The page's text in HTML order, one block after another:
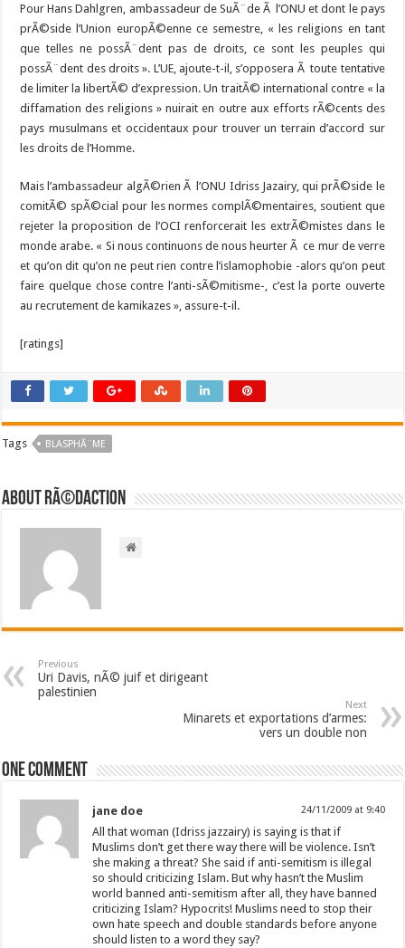
Pour Hans Dahlgren, ambassadeur de SuÃ¨de Ã l’ONU et dont le pays
prÃ©side l’Union europÃ©enne ce semestre, « les religions en tant
que telles ne possÃ¨dent pas de droits, ce sont les peuples qui
possÃ¨dent des droits ». L’UE, ajoute-t-il, s’opposera Ã toute tentative
de limiter la libertÃ© d’expression. Un traitÃ© international contre « la
diffamation des religions » nuirait en outre aux efforts rÃ©cents des
pays musulmans et occidentaux pour trouver un terrain d’accord sur
les droits de l’Homme.
Mais l’ambassadeur algÃ©rien Ã l’ONU Idriss Jazairy, qui prÃ©side le
comitÃ© spÃ©cial pour les normes complÃ©mentaires, soutient que
rejeter la proposition de l’OCI renforcerait les extrÃ©mistes dans le
monde arabe. « Si nous continuons de nous heurter Ã ce mur de verre
et qu’on dit qu’on ne peut rien contre l’islamophobie -alors qu’on peut
faire quelque chose contre l’anti-sÃ©mitisme-, c’est la porte ouverte
au recrutement de kamikazes », assure-t-il.
[ratings]
Tags BLASPHÃ¨ME
About RÃ©daction
Previous
Uri Davis, nÃ© juif et dirigeant
palestinien
Next
Minarets et exportations d’armes:
vers un double non
One comment
jane doe 24/11/2009 at 9:40
All that woman (Idriss jazzairy) is saying is that if
Muslims don’t get there way there will be violence. Isn’t
she making a threat? She said if anti-semitism is illegal
so should criticizing Islam. But why hasn’t the Muslim
world banned anti-semitism after all, they have banned
criticizing Islam? Hypocrits! Muslims need to stop their
own hate speech and double standards before anyone
should listen to a word they say?